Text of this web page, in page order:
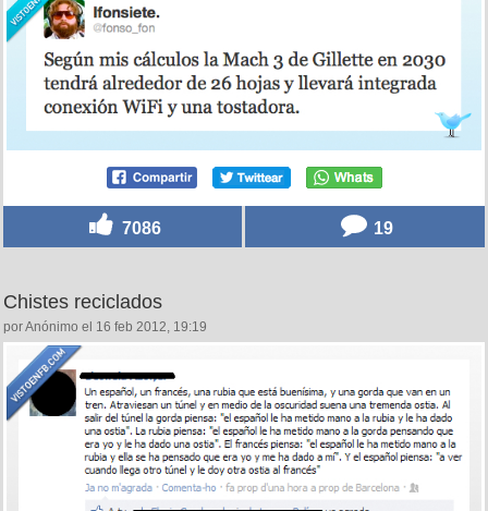
7086 19
Chistes reciclados
por Anónimo el 16 feb 2012, 19:19